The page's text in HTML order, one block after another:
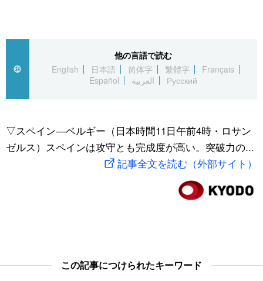
Русский
経済・ビジネス
国際
文化
トップ
アーカイブ
In-depth
Japan Data
動画/Live
スポーツ・東京2020
他の言語で読む
English
日本語 简体字 繁體字
Français
Español
العربية Русский
▽スペイン―ベルギー（日本時間11日午前4時・ロサン
ゼルス）スペインは攻守とも完成度が高い。突破力の...
記事全文を読む（外部サイト）
この記事につけられたキーワード